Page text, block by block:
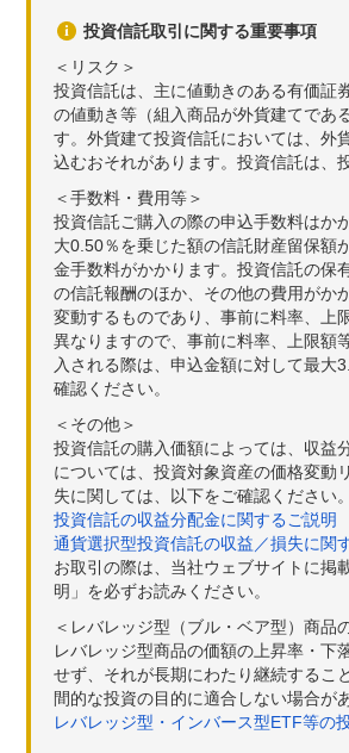
投資信託取引に関する重要事項
＜リスク＞
投資信託は、主に値動きのある有価証
の値動き等（組入商品が外貨建てであ
す。外貨建て投資信託においては、外
込むおそれがあります。投資信託は、
＜手数料・費用等＞
投資信託ご購入の際の申込手数料はか
大0.50％を乗じた額の信託財産留保額
金手数料がかかります。投資信託の保
の信託報酬のほか、その他の費用がか
変動するものであり、事前に料率、上
異なりますので、事前に料率、上限額
入される際は、申込金額に対して最
確認ください。
＜その他＞
投資信託の購入価額によっては、収益
については、投資対象資産の価格変動
失に関しては、以下をご確認ください。
投資信託の収益分配金に関するご説明
通貨選択型投資信託の収益／損失に関
お取引の際は、当社ウェブサイトに掲
明」を必ずお読みください。
＜レバレッジ型（ブル・ベア型）商品
レバレッジ型商品の価額の上昇率・下
せず、それが長期にわたり継続するこ
間的な投資の目的に適合しない場合が
レバレッジ型・インバース型ETF等の